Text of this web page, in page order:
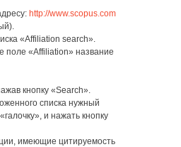
http://www.scopus.com
«Affiliation search».
поле «Affiliation» название
кнопку «Search».
списка нужный
и нажать кнопку
имеющие цитируемость